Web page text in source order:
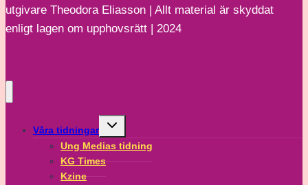
en
klassfråga”
utgivare Theodora Eliasson | Allt material är skyddat
enligt lagen om upphovsrätt | 2024
Våra tidningar
Toggle
menu
Ung Medias tidning
KG Times
Kzine